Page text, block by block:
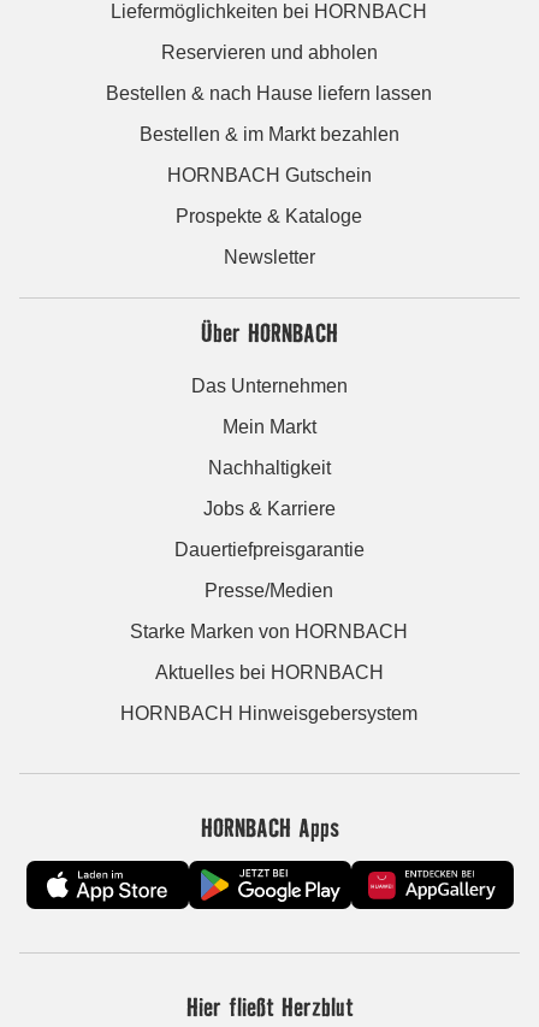
Liefermöglichkeiten bei HORNBACH
Reservieren und abholen
Bestellen & nach Hause liefern lassen
Bestellen & im Markt bezahlen
HORNBACH Gutschein
Prospekte & Kataloge
Newsletter
Über HORNBACH
Das Unternehmen
Mein Markt
Nachhaltigkeit
Jobs & Karriere
Dauertiefpreisgarantie
Presse/Medien
Starke Marken von HORNBACH
Aktuelles bei HORNBACH
HORNBACH Hinweisgebersystem
HORNBACH Apps
Hier fließt Herzblut